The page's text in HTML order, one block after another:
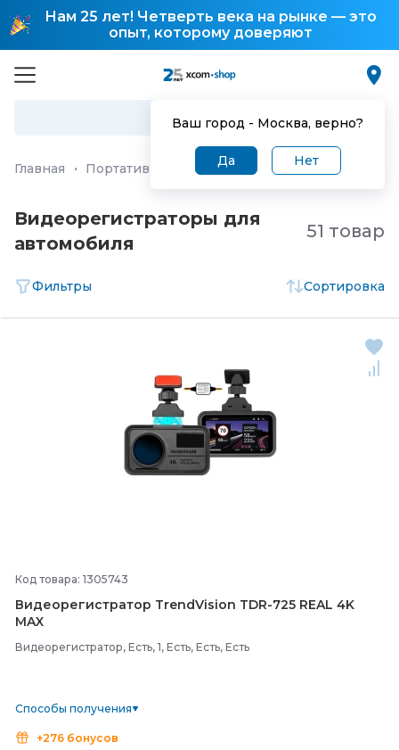
Нам 25 лет! Четверть века на рынке — это
опыт, которому доверяют
Ваш город - Москва, верно?
Да Нет
Главная · Портативная техника и бытовая электроника
Видеорегистраторы для
автомобиля
51 товар
Фильтры Сортировка
Код товара: 1305743
Видеорегистратор TrendVision TDR-725 REAL 4K
MAX
Видеорегистратор, Есть, 1, Есть, Есть, Есть
Способы получения
+276 бонусов